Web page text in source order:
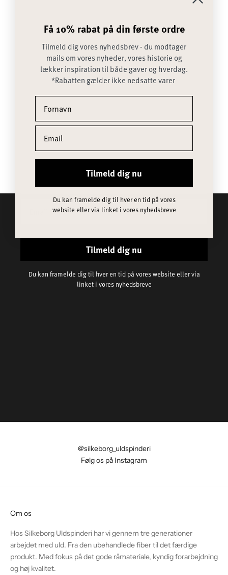
GREY MIX (03152)
SALGSPRIS
1.500,00 KR
Få 10% rabat på din første ordre
Tilmeld dig vores nyhedsbrev - du modtager mails om
både gaver og hverdag. *Rabatten gælder ikke
nedsatte varer
Tilmeld dig nu
Du kan framelde dig til hver en tid på vores website eller via
linket i vores nyhedsbreve
@silkeborg_uldspinderi
Følg os på Instagram
Om os
Hos Silkeborg Uldspinderi har vi gennem tre generationer
arbejdet med uld. Fra den ubehandlede fiber til det færdige
produkt. Med fokus på det gode råmateriale, kyndig forarbejdning
og høj kvalitet.
Få 10% rabat på din første ordre
Tilmeld dig vores nyhedsbrev - du modtager
mails om vores nyheder, vores historie og
lækker inspiration til både gaver og hverdag.
*Rabatten gælder ikke nedsatte varer
Tilmeld dig nu
Du kan framelde dig til hver en tid på vores
website eller via linket i vores nyhedsbreve